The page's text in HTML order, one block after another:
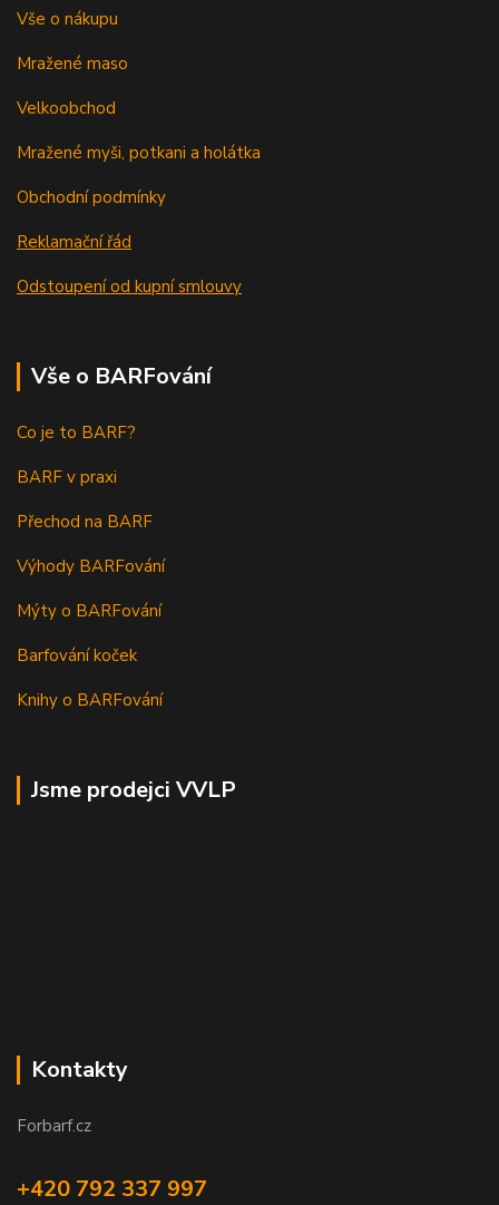
Vše o nákupu
Mražené maso
Velkoobchod
Mražené myši, potkani a holátka
Obchodní podmínky
Reklamační řád
Odstoupení od kupní smlouvy
Vše o BARFování
Co je to BARF?
BARF v praxi
Přechod na BARF
Výhody BARFování
Mýty o BARFování
Barfování koček
Knihy o BARFování
Jsme prodejci VVLP
Kontakty
Forbarf.cz
+420 792 337 997